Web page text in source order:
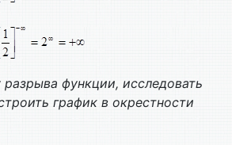
разрыва функции, исследовать
график в окрестности